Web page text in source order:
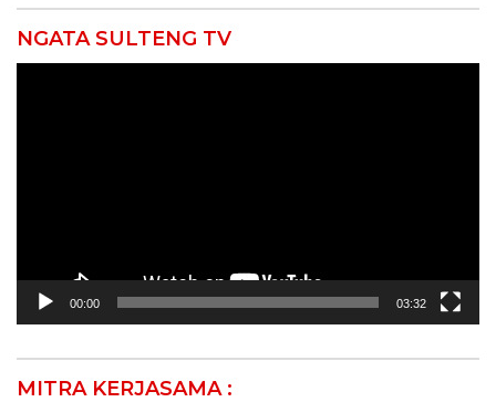
NGATA SULTENG TV
00:00 03:32
MITRA KERJASAMA :